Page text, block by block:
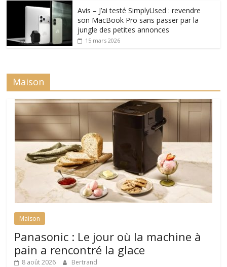
Avis – J’ai testé SimplyUsed : revendre
son MacBook Pro sans passer par la
jungle des petites annonces
15 mars 2026
Maison
Maison
Panasonic : Le jour où la machine à
pain a rencontré la glace
8 août 2026 Bertrand